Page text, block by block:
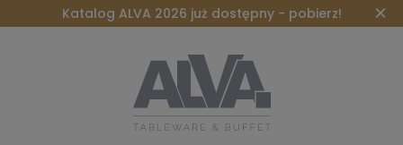
Katalog ALVA 2026 już dostępny - pobierz! ×